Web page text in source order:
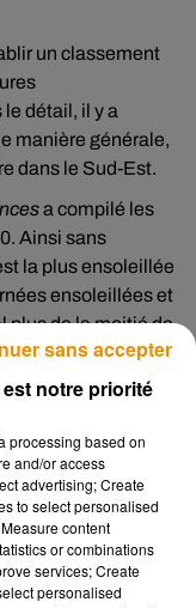
un classement
détail, il y a
manière générale,
dans le Sud-Est.
a compilé les
Ainsi sans
la plus ensoleillée
ensoleillées et
plus de la moitié de
puis Ajaccio, Nice
place pour sortir du
qui bénéficie en
faible
Paris, ni aucune
…
notre priorité
processing based on
and/or access
advertising; Create
to select personalised
content
or combinations
services; Create
personalised
sans accepter